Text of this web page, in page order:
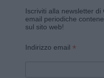
Iscriviti alla newsletter
email periodiche
sul sito web!
Indirizzo email *